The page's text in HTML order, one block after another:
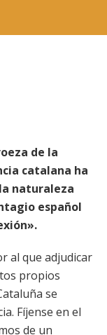
de la
catalana ha
naturaleza
español
al que adjudicar
propios
se
Fíjense en el
de un